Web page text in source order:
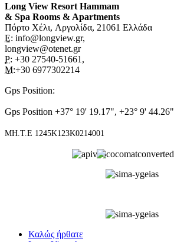
Long View Resort Hammam
& Spa Rooms & Apartments
Πόρτο Χέλι, Αργολίδα, 21061 Ελλάδα
E: info@longview.gr,
longview@otenet.gr
P: +30 27540-51661,
M:+30 6977302214
Gps Position:
Gps Position +37° 19' 19.17", +23° 9' 44.26"
ΜΗ.Τ.Ε 1245Κ123Κ0214001
Καλώς ήρθατε